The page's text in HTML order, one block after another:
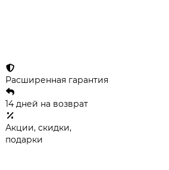
Расширенная гарантия
14 дней на возврат
Акции, скидки,
подарки